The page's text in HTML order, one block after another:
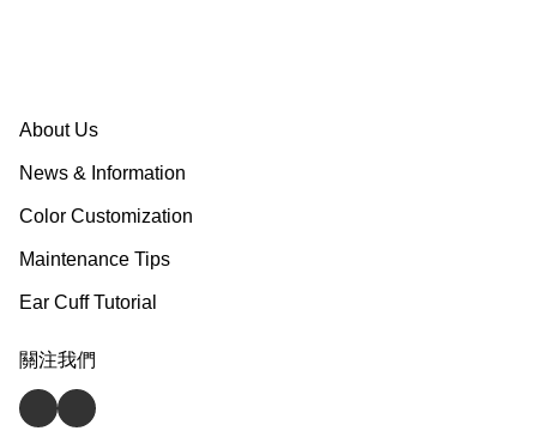
About Us
News & Information
Color Customization
Maintenance Tips
Ear Cuff Tutorial
關注我們